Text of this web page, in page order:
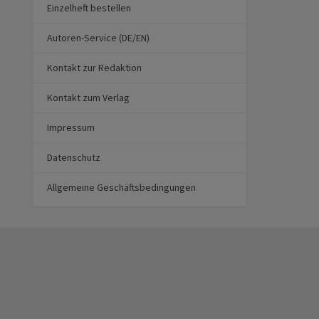
Einzelheft bestellen
Autoren-Service (DE/EN)
Kontakt zur Redaktion
Kontakt zum Verlag
Impressum
Datenschutz
Allgemeine Geschäftsbedingungen